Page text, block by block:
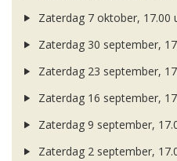
Zaterdag 7 oktober, 17.00
Zaterdag 30 september,
Zaterdag 23 september,
Zaterdag 16 september,
Zaterdag 9 september,
Zaterdag 2 september,